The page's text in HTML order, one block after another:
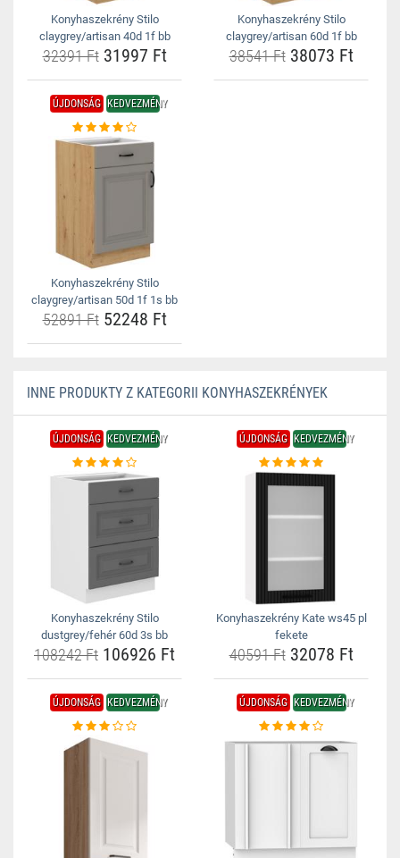
Konyhaszekrény Stilo
claygrey/artisan 40d 1f bb
32391 Ft31997 Ft
Konyhaszekrény Stilo
claygrey/artisan 60d 1f bb
38541 Ft38073 Ft
ÚJDONSÁG KEDVEZMÉNY
Konyhaszekrény Stilo
claygrey/artisan 50d 1f 1s bb
52891 Ft52248 Ft
INNE PRODUKTY Z KATEGORII KONYHASZEKRÉNYEK
ÚJDONSÁG KEDVEZMÉNY
Konyhaszekrény Stilo
dustgrey/fehér 60d 3s bb
108242 Ft 106926 Ft
ÚJDONSÁG KEDVEZMÉNY
Konyhaszekrény Kate ws45 pl
fekete
40591 Ft32078 Ft
ÚJDONSÁG KEDVEZMÉNY ÚJDONSÁG KEDVEZMÉNY